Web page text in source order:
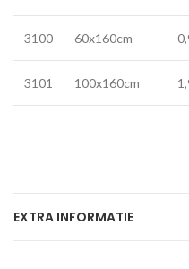
3100 60x160cm
3101 100x160cm
EXTRA INFORMATIE